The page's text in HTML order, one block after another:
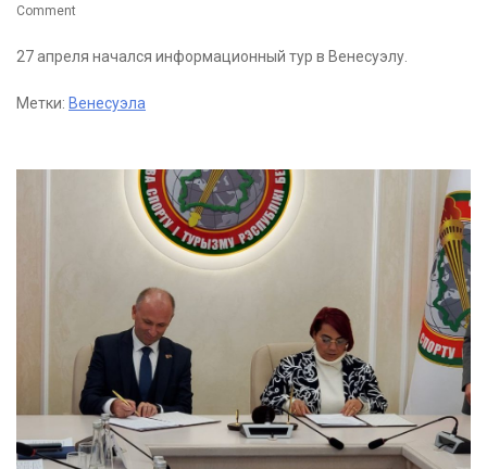
Comment
27 апреля начался информационный тур в Венесуэлу.
Метки: Венесуэла